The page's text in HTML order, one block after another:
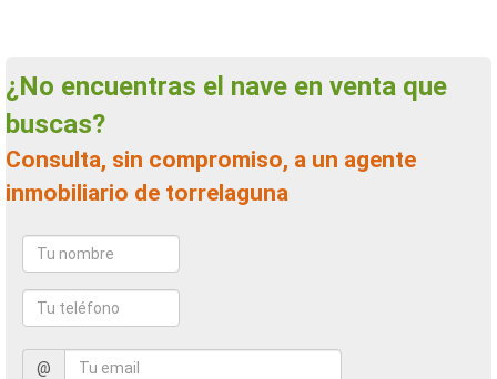
¿No encuentras el nave en venta que
buscas?
Consulta, sin compromiso, a un agente
inmobiliario de torrelaguna
@